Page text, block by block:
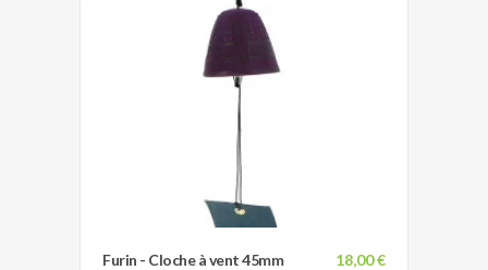
18,00 €
Furin - Cloche à vent 45mm